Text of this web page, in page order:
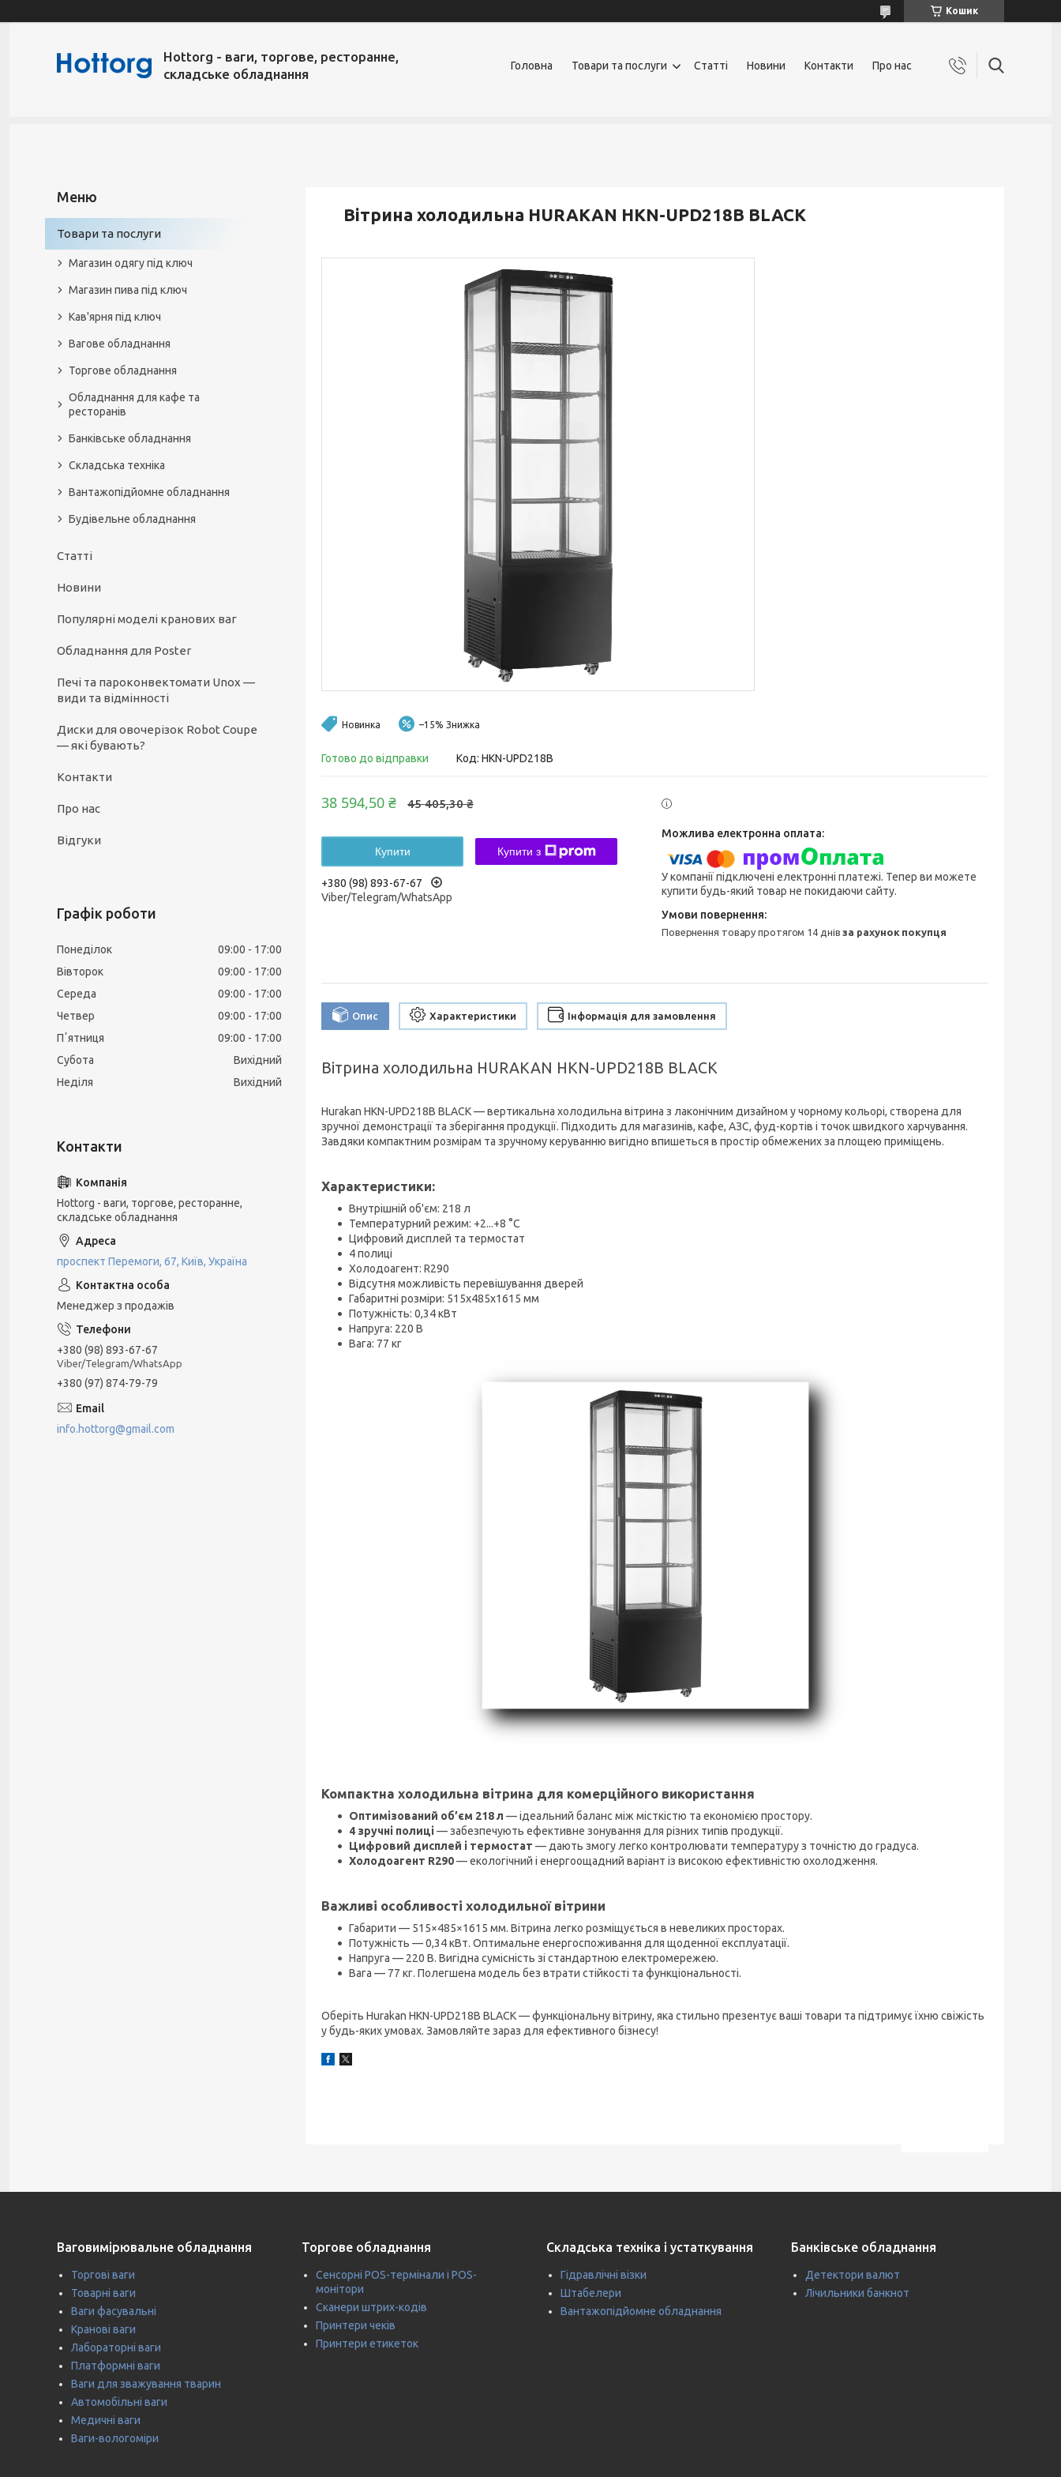
Кошик
Hottorg - ваги, торгове, ресторанне,
складське обладнання
Головна Товари та послуги Статті Новини Контакти Про нас
Вітрина холодильна HURAKAN HKN-UPD218B BLACK
Новинка –15%
Готово до відправки Код: HKN-UPD218B
45 405,30 ₴
38 594,50 ₴
Купити Купити з
+380 (98) 893-67-67
Viber/Telegram/WhatsApp
У компанії підключені електронні платежі. Тепер ви можете
купити будь-який товар не покидаючи сайту.
повернення товару протягом 14 днівза рахунок покупця
Опис Характеристики Інформація для замовлення
Вітрина холодильна HURAKAN HKN-UPD218B BLACK
Hurakan HKN-UPD218B BLACK — вертикальна холодильна вітрина з лаконічним дизайном у чорному кольорі, створена для
зручної демонстрації та зберігання продукції. Підходить для магазинів, кафе, АЗС, фуд-кортів і точок швидкого харчування.
Завдяки компактним розмірам та зручному керуванню вигідно впишеться в простір обмежених за площею приміщень.
Характеристики:
Внутрішній об'єм: 218 л
Температурний режим: +2...+8 °C
Цифровий дисплей та термостат
4 полиці
Холодоагент: R290
Відсутня можливість перевішування дверей
Габаритні розміри: 515x485x1615 мм
Потужність: 0,34 кВт
Напруга: 220 В
Вага: 77 кг
Компактна холодильна вітрина для комерційного використання
Оптимізований об’єм 218 л — ідеальний баланс між місткістю та економією простору.
4 зручні полиці —забезпечують ефективне зонування для різних типів продукції.
Цифровий дисплей і термостат — дають змогу легко контролювати температуру з точністю до градуса.
Холодоагент R290— екологічний і енергоощадний варіант із високою ефективністю охолодження.
Важливі особливості холодильної вітрини
Габарити — 515×485×1615 мм. Вітрина легко розміщується в невеликих просторах.
Потужність — 0,34 кВт. Оптимальне енергоспоживання для щоденної експлуатації.
Напруга — 220 В. Вигідна сумісність зі стандартною електромережею.
Вага — 77 кг. Полегшена модель без втрати стійкості та функціональності.
Оберіть Hurakan HKN-UPD218B BLACK — функціональну вітрину, яка стильно презентує ваші товари та підтримує їхню свіжість
у будь-яких умовах. Замовляйте зараз для ефективного бізнесу!
Товари та послуги
Магазин одягу під ключ
Магазин пива під ключ
Кав'ярня під ключ
Вагове обладнання
Торгове обладнання
Обладнання для кафе та
ресторанів
Банківське обладнання
Складська техніка
Вантажопідйомне обладнання
Будівельне обладнання
Статті
Новини
Популярні моделі кранових ваг
Обладнання для Poster
Печі та пароконвектомати Unox —
види та відмінності
Диски для овочерізок Robot Coupe
— які бувають?
Контакти
Про нас
Відгуки
Графік роботи
Понеділок 09:00
17:00
Вівторок
09:00
17:00
Середа
09:00
17:00
Четвер
09:00
17:00
Пʼятниця
09:00
17:00
Субота
Вихідний
Неділя
Вихідний
Hottorg - ваги, торгове, ресторанне,
складське обладнання
проспект Перемоги, 67, Київ, Україна
Менеджер з продажів
+380 (98) 893-67-67
Viber/Telegram/WhatsApp
+380 (97) 874-79-79
info.hottorg@gmail.com
Ваговимірювальне обладнання
Торгові ваги
Товарні ваги
Ваги фасувальні
Кранові ваги
Лабораторні ваги
Платформні ваги
Ваги для зважування тварин
Автомобільні ваги
Медичні ваги
Ваги-вологоміри
Торгове обладнання
Сенсорні POS-термінали і POS-
монітори
Сканери штрих-кодів
Принтери чеків
Принтери етикеток
Складська техніка і устаткування
Гідравлічні візки
Штабелери
Вантажопідйомне обладнання
Банківське обладнання
Детектори валют
Лічильники банкнот